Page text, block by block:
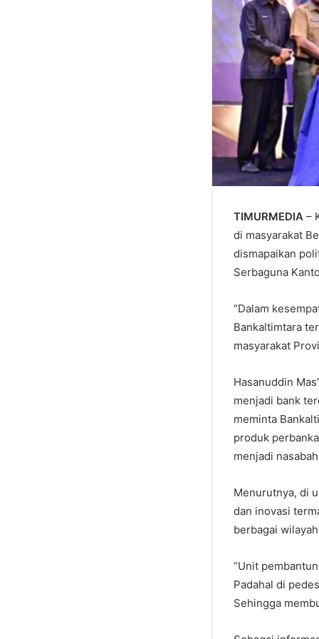
TIMURMEDIA –
di masyarakat
dismapaikan
Serbaguna
“Dalam
Bankaltimtara
masyarakat
Hasanuddin
menjadi bank
meminta
produk
menjadi
Menurutnya, di
dan inovasi
berbagai
“Unit
Padahal di
Sehingga